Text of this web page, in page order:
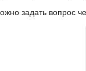
задать вопрос